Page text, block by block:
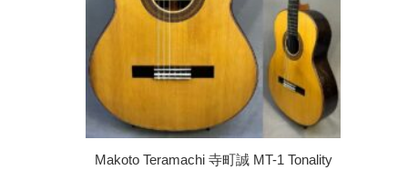
Makoto Teramachi 寺町誠 MT-1 Tonality